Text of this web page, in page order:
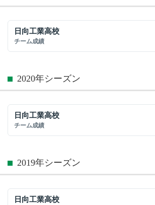
日向工業高校
チーム成績
2020年シーズン
日向工業高校
チーム成績
2019年シーズン
日向工業高校